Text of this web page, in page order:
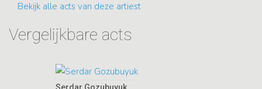
Bekijk alle acts van deze artiest
Vergelijkbare acts